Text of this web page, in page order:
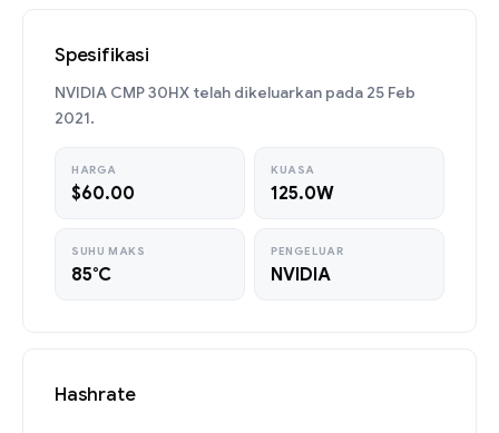
Spesifikasi
NVIDIA CMP 30HX telah dikeluarkan pada 25 Feb
2021.
HARGA
$60.00
KUASA
125.0W
SUHU MAKS
85°C
PENGELUAR
NVIDIA
Hashrate